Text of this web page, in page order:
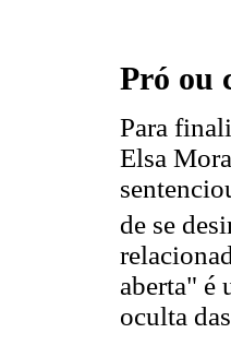
Pró ou
Para
Elsa
de se
aberta" é
oculta